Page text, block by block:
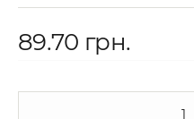
89.70 грн.